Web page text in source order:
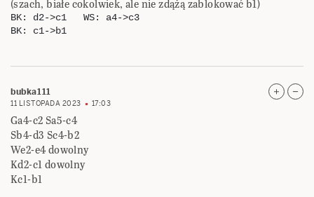
(szach, białe cokolwiek, ale nie zdążą zablokować b1)
BK: d2->c1   WS: a4->c3
bubka111
11 LISTOPADA 2023 17:03
Ga4-c2 Sa5-c4
Sb4-d3 Sc4-b2
We2-e4 dowolny
Kd2-c1 dowolny
Kc1-b1